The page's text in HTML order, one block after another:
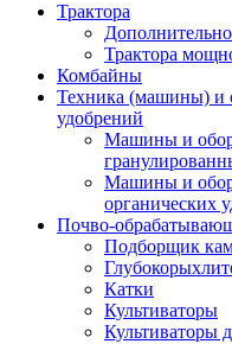
Трактора
Трактора
Комбайны
Техника (машины) и
удобрений
Машины и
Машины и
органических
Почво-
Подборщик
Катки
Культиваторы
Культиваторы